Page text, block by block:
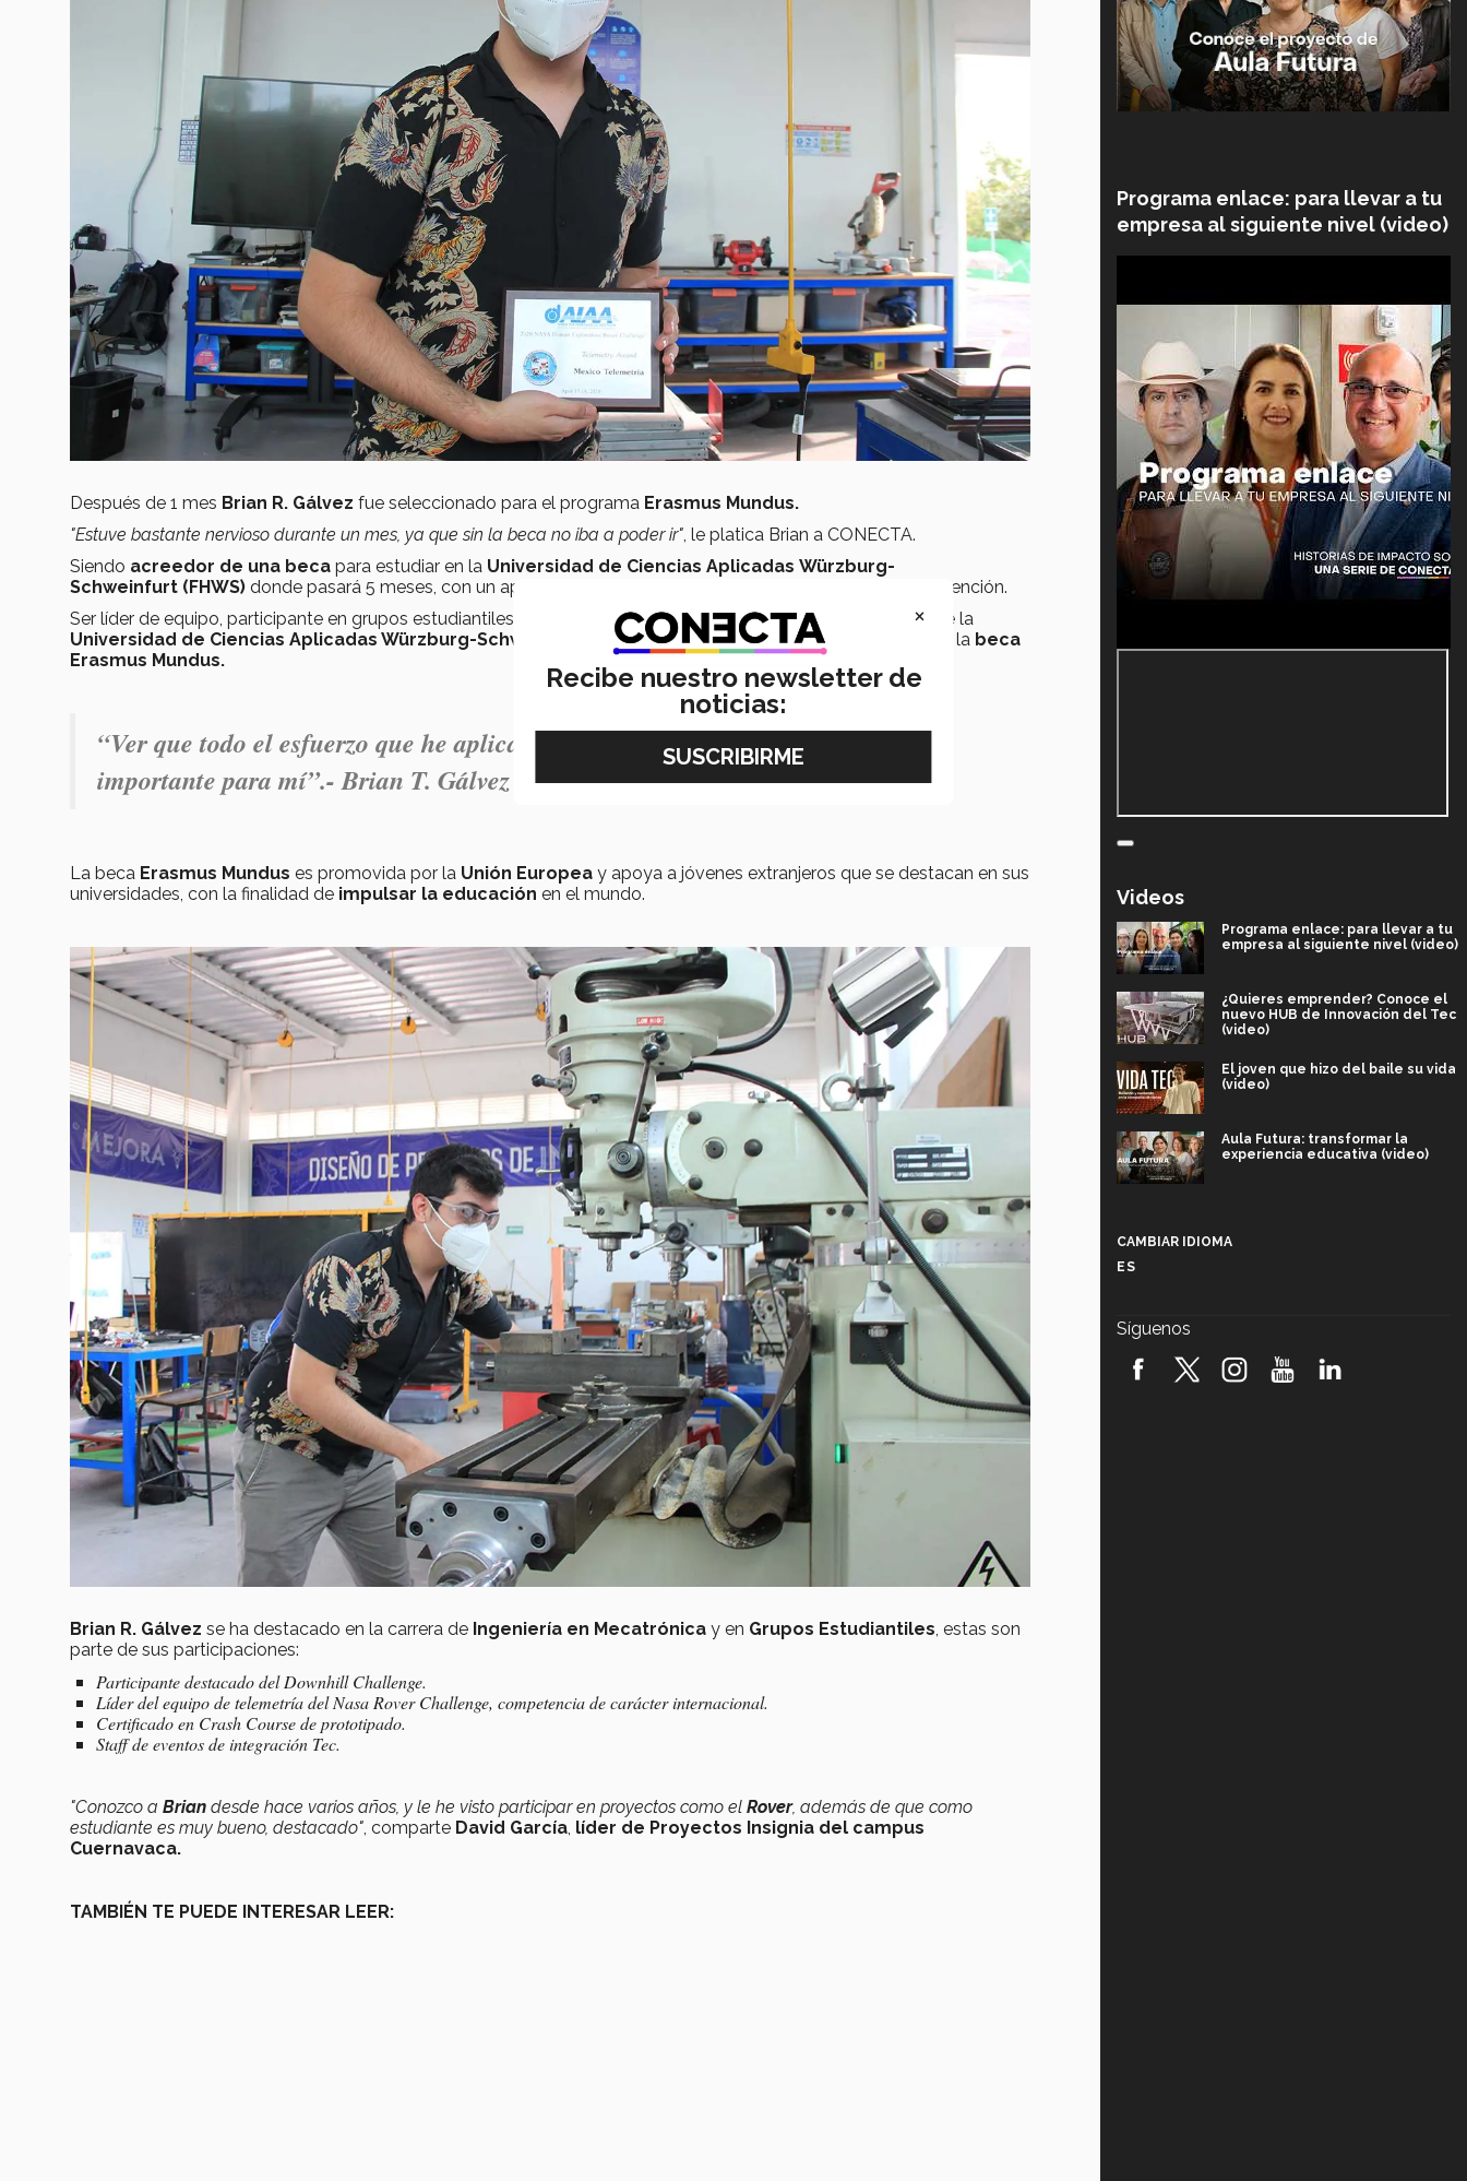
Después de 1 mes Brian R. Gálvez fue seleccionado para el programa Erasmus Mundus.
"Estuve bastante nervioso durante un mes, ya que sin la beca no iba a poder ir" , le platica Brian a CONECTA.
Siendo acreedor de una beca para estudiar en la Universidad de Ciencias Aplicadas Würzburg-
Schweinfurt (FHWS) donde pasará 5 meses, con un apoyo económico para transporte, alojamiento y manutención.
Ser líder de equipo, participante en grupos estudiantiles y las certificaciones que tiene, fueron méritos para que la
Universidad de Ciencias Aplicadas Würzburg-Schweinfurt
(FHWS)y el Tec de Monterrey le otorgaran la beca
Erasmus Mundus.
“Ver que todo el esfuerzo que he aplicado y al final tener éxito en algo tan
importante para mí”.- Brian T. Gálvez
La beca Erasmus Mundus es promovida por la Unión Europea y apoya a jóvenes extranjeros que se destacan en sus
universidades, con la finalidad de impulsar la educación en el mundo.
Brian R. Gálvez se ha destacado en la carrera de Ingeniería en Mecatrónica y en Grupos Estudiantiles, estas son
parte de sus participaciones:
Participante destacado del Downhill Challenge.
Líder del equipo de telemetría del Nasa Rover Challenge, competencia de carácter internacional.
Certificado en Crash Course de prototipado.
Staff de eventos de integración Tec.
"Conozco a Brian desde hace varios años, y le he visto participar en proyectos como el Rover, además de que como
estudiante es muy bueno, destacado", comparte David García, líder de Proyectos Insignia del campus
Cuernavaca.
TAMBIÉN TE PUEDE INTERESAR LEER:
Programa enlace: para llevar a tu
empresa al siguiente nivel (video)
Videos
Programa enlace: para llevar a tu
empresa al siguiente nivel (video)
¿Quieres emprender? Conoce el
nuevo HUB de Innovación del Tec
(video)
El joven que hizo del baile su vida
(video)
Aula Futura: transformar la
experiencia educativa (video)
robótica FIRST 2026! (video)
CAMBIAR IDIOMA
ES
Síguenos
×
Recibe nuestro newsletter de
noticias: